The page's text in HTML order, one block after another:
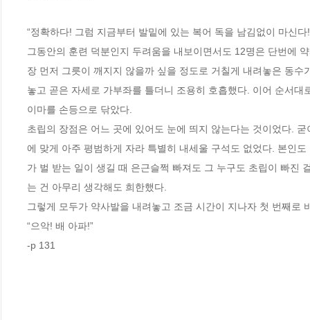
“정확하다! 그럼 지금부터 발밑에 있는 복어 독을 남김없이 마신
그동안의 훈련 덕분인지 두려움을 내보이면서도 12명은 단번에
장 먼저 그릇이 깨지지 않을까 싶을 정도로 거칠게 내려놓은 동
놓고 곧은 자세로 가부좌를 틀더니 조용히 호흡했다. 이어 순서
이마를 손등으로 닦았다.
초립의 장점은 어느 곳에 있어도 눈에 띄지 않는다는 것이었다.
에 맞게 아주 평범하게 자라 특별히 내세울 구석도 없었다. 본인
가 벌 받는 일이 생길 때 은근슬쩍 빠져도 그 누구도 초립이 빠진
는 건 아무리 생각해도 희한했다.
그렇게 모두가 약사발을 내려놓고 조금 시간이 지나자 첫 번째로
“으악! 배 아파!”
-p 131